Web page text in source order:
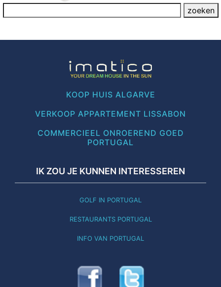
KOOP HUIS ALGARVE
VERKOOP APPARTEMENT LISSABON
COMMERCIEEL ONROEREND GOED
PORTUGAL
IK ZOU JE KUNNEN INTERESSEREN
GOLF IN PORTUGAL
RESTAURANTS PORTUGAL
INFO VAN PORTUGAL